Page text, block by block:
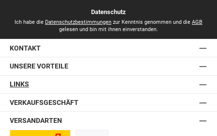
Datenschutz
Ich habe die Datenschutzbestimmungen zur Kenntnis genommen und die AGB
gelesen und bin mit ihnen einverstanden.
KONTAKT
UNSERE VORTEILE
LINKS
VERKAUFSGESCHÄFT
VERSANDARTEN